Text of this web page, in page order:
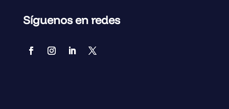
Síguenos en redes